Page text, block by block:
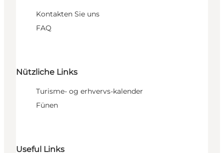
Kontakten Sie uns
FAQ
Nützliche Links
Turisme- og erhvervs-kalender
Fünen
Useful Links